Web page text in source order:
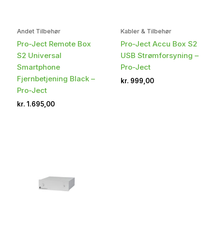
Andet Tilbehør
Pro-Ject Remote Box
S2 Universal
Smartphone
Fjernbetjening Black –
Pro-Ject
kr. 1.695,00
Kabler & Tilbehør
Pro-Ject Accu Box S2
USB Strømforsyning –
Pro-Ject
kr. 999,00